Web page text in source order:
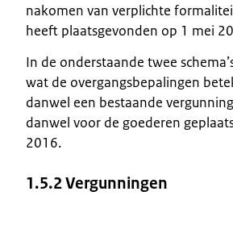
nakomen van verplichte
heeft plaatsgevonden op 1 mei
In de onderstaande twee
wat de overgangsbepalingen
danwel een bestaande
danwel voor de goederen
2016.
1.5.2 Vergunningen